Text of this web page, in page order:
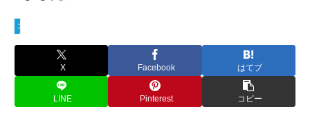
スイーツ
X Facebook はてブ
LINE Pinterest コピー